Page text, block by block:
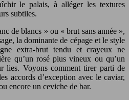
le palais, à alléger les textures
subtiles.
de blancs » ou « brut sans année »,
la dominante de cépage et le style
extra-brut tendu et crayeux ne
qu’un rosé plus vineux ou qu’un
lies. Voyons comment tirer parti de
accords d’exception avec le caviar,
encore un ceviche de bar.